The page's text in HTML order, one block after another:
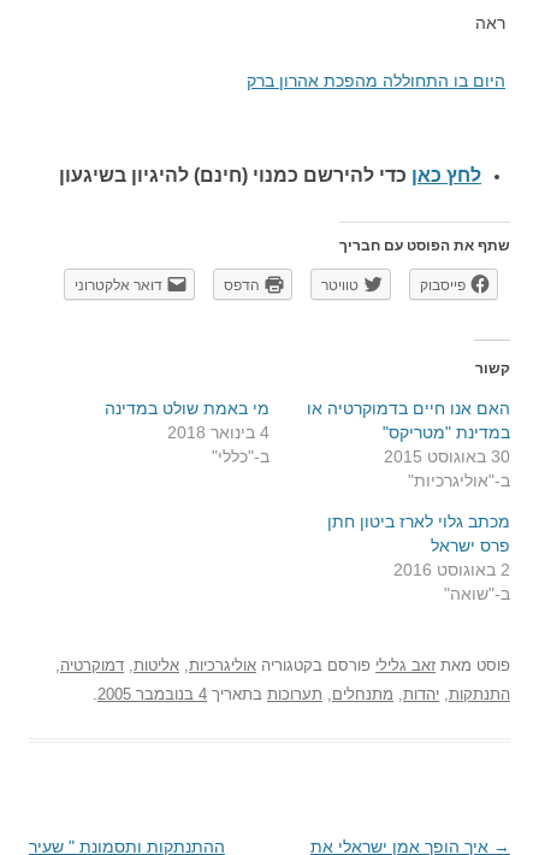
ראה
היום בו התחוללה מהפכת אהרון ברק
לחץ כאן כדי להירשם כ מנוי (חינם) להיגיון בשיגעון
שתף את הפוסט עם חבריך
פייסבוק טוויטר הדפס דואר אלקטרוני
קשור
האם אנו חיים בדמוקרטיה או
במדינת "מטריקס"
30 באוגוסט 2015
ב-"אוליגרכיות"
מי באמת שולט במדינה
ב-"כללי"
מכתב גלוי לארז ביטון חתן
פרס ישראל
ב-"שואה"
פוסטמאתזאב גליליפורסם בקטגוריהאוליגרכיות,אליטות,דמוקרטיה,
התנתקות,יהדות,מתנחלים,תערוכותבתאריך4 בנובמבר 2005 .
ניווטאיך הופך אמן ישראלי את ההתנתקות ותסמונת " שעיר